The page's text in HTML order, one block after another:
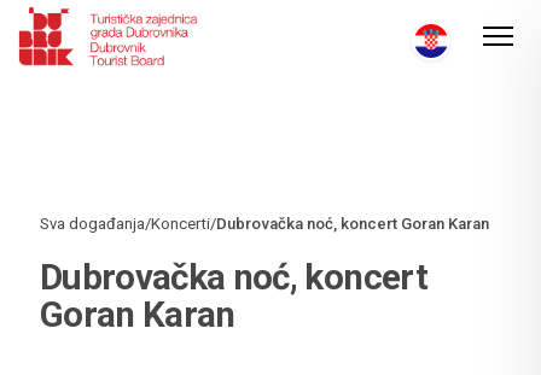
Sva događanja/Koncerti/Dubrovačka noć, koncert Goran Karan
Dubrovačka noć, koncert
Goran Karan